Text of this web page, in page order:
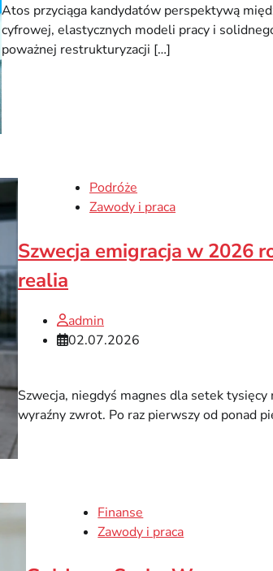
Atos przyciąga kandydatów perspektywą
cyfrowej, elastycznych modeli pracy i
poważnej restrukturyzacji […]
Podróże
Zawody i praca
Szwecja emigracja w 2026
realia
admin
02.07.2026
Szwecja, niegdyś magnes dla setek
wyraźny zwrot. Po raz pierwszy od ponad
Finanse
Zawody i praca